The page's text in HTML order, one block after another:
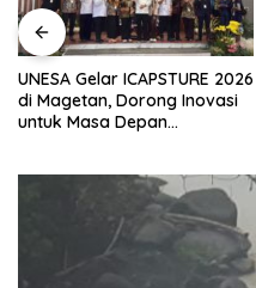
UNESA Gelar ICAPSTURE 2026
di Magetan, Dorong Inovasi
untuk Masa Depan